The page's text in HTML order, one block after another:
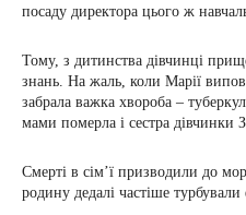
посаду директора цього ж
Тому, з дитинства дівчинці
знань. На жаль, коли Марії
забрала важка хвороба –
мами померла і сестра дівчинки
Смерті в сім’ї призводили до
родину дедалі частіше